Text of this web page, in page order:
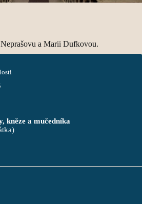
a Marii Dufkovou.
kněze a mučedníka
barva